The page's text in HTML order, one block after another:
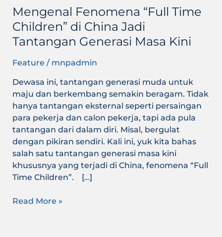
Mengenal Fenomena “Full Time
Children” di China Jadi
Tantangan Generasi Masa Kini
Feature / mnpadmin
Dewasa ini, tantangan generasi muda untuk
maju dan berkembang semakin beragam. Tidak
hanya tantangan eksternal seperti persaingan
para pekerja dan calon pekerja, tapi ada pula
tantangan dari dalam diri. Misal, bergulat
dengan pikiran sendiri. Kali ini, yuk kita bahas
salah satu tantangan generasi masa kini
khususnya yang terjadi di China, fenomena “Full
Time Children”. […]
Masa
Kini
Read More »